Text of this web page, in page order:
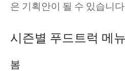
은 기획안이 될 수 있습니
시즌별 푸드트럭 메
봄